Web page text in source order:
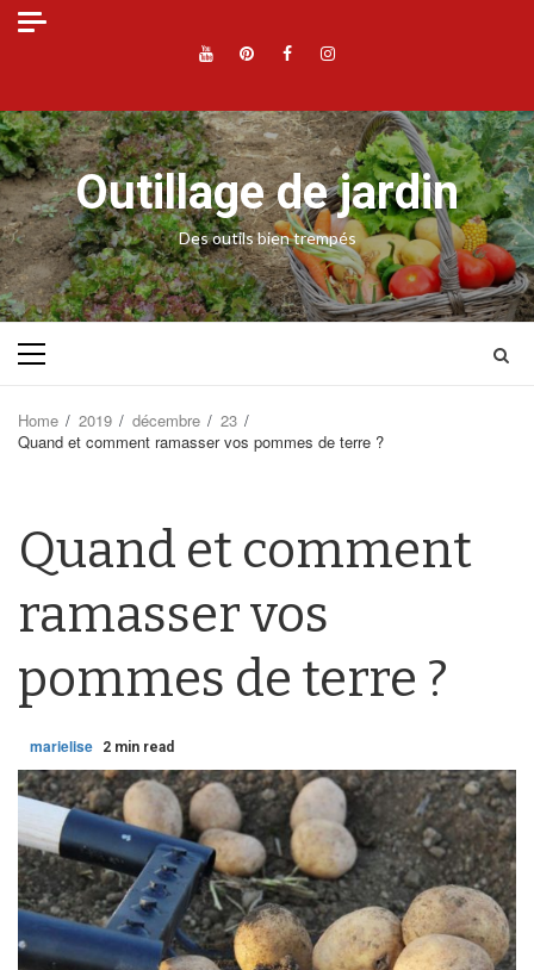
Skip
YouTube
Pinterest
Facebook
Instagram
Outillage de jardin
Des outils bien trempés
Primary
Home 2019 décembre
23
Quand et comment ramasser vos pommes de terre ?
Quand et comment
ramasser vos
pommes de terre ?
marielise 2 min read